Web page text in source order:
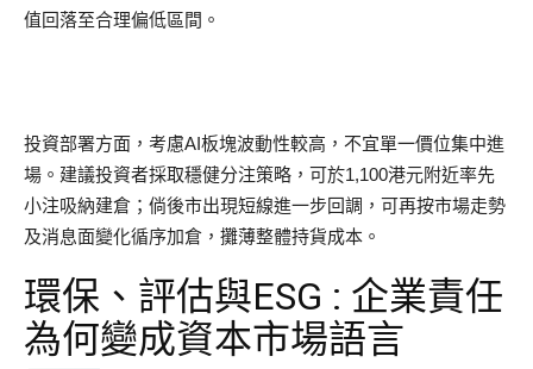
值回落至合理偏低區間。
投資部署方面，考慮AI板塊波動性較高，不宜單一價位集中進
場。建議投資者採取穩健分注策略，可於1,100港元附近率先
小注吸納建倉；倘後市出現短線進一步回調，可再按市場走勢
及消息面變化循序加倉，攤薄整體持貨成本。
環保、評估與ESG : 企業責任
為何變成資本市場語言